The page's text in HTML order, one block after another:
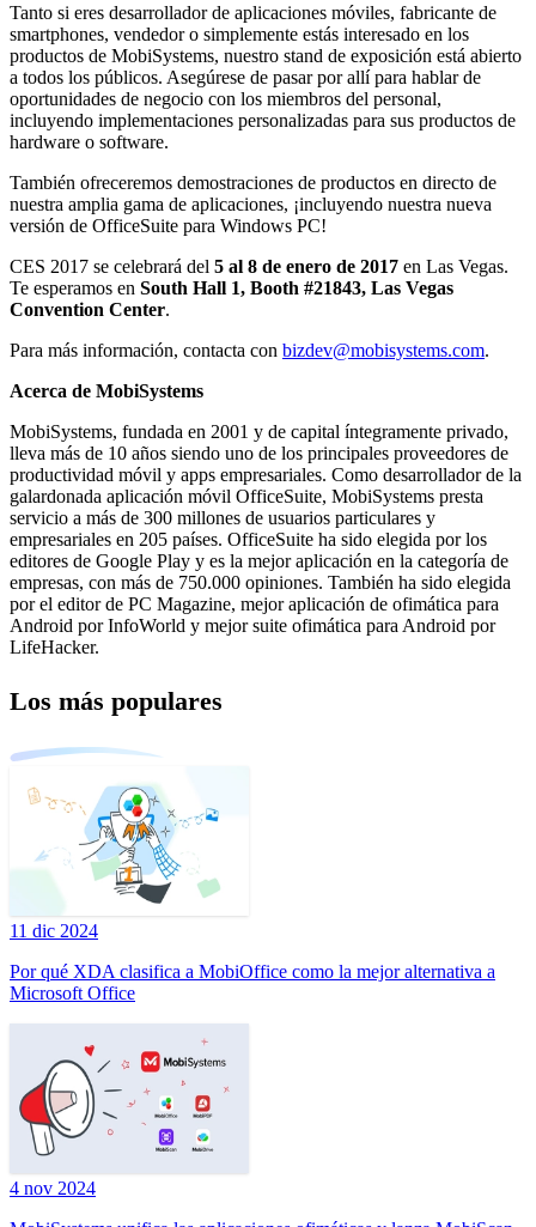
Tanto si eres desarrollador de aplicaciones móviles, fabricante de
smartphones, vendedor o simplemente estás interesado en los
productos de MobiSystems, nuestro stand de exposición está abierto
a todos los públicos. Asegúrese de pasar por allí para hablar de
oportunidades de negocio con los miembros del personal,
incluyendo implementaciones personalizadas para sus productos de
hardware o software.
También ofreceremos demostraciones de productos en directo de
nuestra amplia gama de aplicaciones, ¡incluyendo nuestra nueva
versión de OfficeSuite para Windows PC!
CES 2017 se celebrará del 5 al 8 de enero de 2017 en Las Vegas.
Te esperamos en South Hall 1, Booth #21843, Las Vegas
Convention Center.
Para más información, contacta con bizdev@mobisystems.com.
Acerca de MobiSystems
MobiSystems, fundada en 2001 y de capital íntegramente privado,
lleva más de 10 años siendo uno de los principales proveedores de
productividad móvil y apps empresariales. Como desarrollador de la
galardonada aplicación móvil OfficeSuite, MobiSystems presta
servicio a más de 300 millones de usuarios particulares y
empresariales en 205 países. OfficeSuite ha sido elegida por los
editores de Google Play y es la mejor aplicación en la categoría de
empresas, con más de 750.000 opiniones. También ha sido elegida
por el editor de PC Magazine, mejor aplicación de ofimática para
Android por InfoWorld y mejor suite ofimática para Android por
LifeHacker.
Los más populares
11 dic 2024
Por qué XDA clasifica a MobiOffice como la mejor alternativa a
Microsoft Office
4 nov 2024